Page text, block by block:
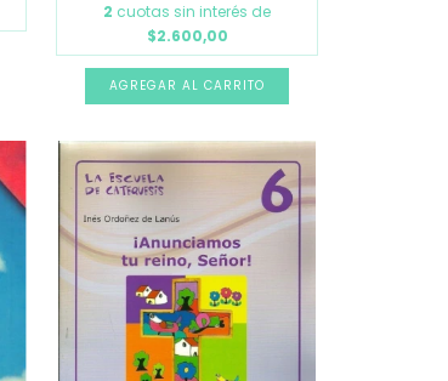
2 cuotas sin interés de
$2.600,00